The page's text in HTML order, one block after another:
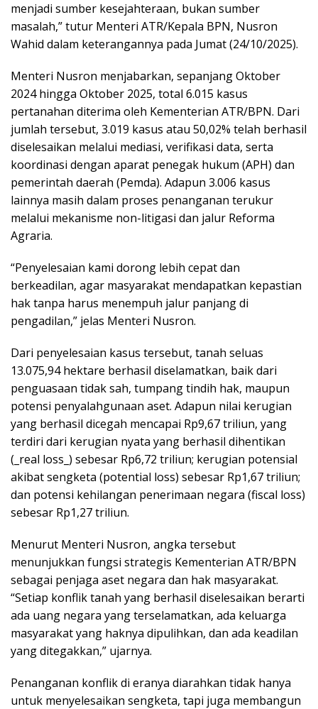
menjadi sumber kesejahteraan, bukan sumber
masalah,” tutur Menteri ATR/Kepala BPN, Nusron
Wahid dalam keterangannya pada Jumat (24/10/2025).
Menteri Nusron menjabarkan, sepanjang Oktober
2024 hingga Oktober 2025, total 6.015 kasus
pertanahan diterima oleh Kementerian ATR/BPN. Dari
jumlah tersebut, 3.019 kasus atau 50,02% telah berhasil
diselesaikan melalui mediasi, verifikasi data, serta
koordinasi dengan aparat penegak hukum (APH) dan
pemerintah daerah (Pemda). Adapun 3.006 kasus
lainnya masih dalam proses penanganan terukur
melalui mekanisme non-litigasi dan jalur Reforma
Agraria.
“Penyelesaian kami dorong lebih cepat dan
berkeadilan, agar masyarakat mendapatkan kepastian
hak tanpa harus menempuh jalur panjang di
pengadilan,” jelas Menteri Nusron.
Dari penyelesaian kasus tersebut, tanah seluas
13.075,94 hektare berhasil diselamatkan, baik dari
penguasaan tidak sah, tumpang tindih hak, maupun
potensi penyalahgunaan aset. Adapun nilai kerugian
yang berhasil dicegah mencapai Rp9,67 triliun, yang
terdiri dari kerugian nyata yang berhasil dihentikan
(_real loss_) sebesar Rp6,72 triliun; kerugian potensial
akibat sengketa (potential loss) sebesar Rp1,67 triliun;
dan potensi kehilangan penerimaan negara (fiscal loss)
sebesar Rp1,27 triliun.
Menurut Menteri Nusron, angka tersebut
menunjukkan fungsi strategis Kementerian ATR/BPN
sebagai penjaga aset negara dan hak masyarakat.
“Setiap konflik tanah yang berhasil diselesaikan berarti
ada uang negara yang terselamatkan, ada keluarga
masyarakat yang haknya dipulihkan, dan ada keadilan
yang ditegakkan,” ujarnya.
Penanganan konflik di eranya diarahkan tidak hanya
untuk menyelesaikan sengketa, tapi juga membangun